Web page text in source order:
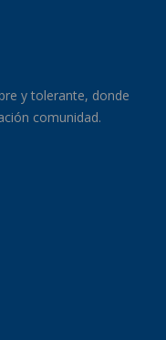
y tolerante, donde
comunidad.